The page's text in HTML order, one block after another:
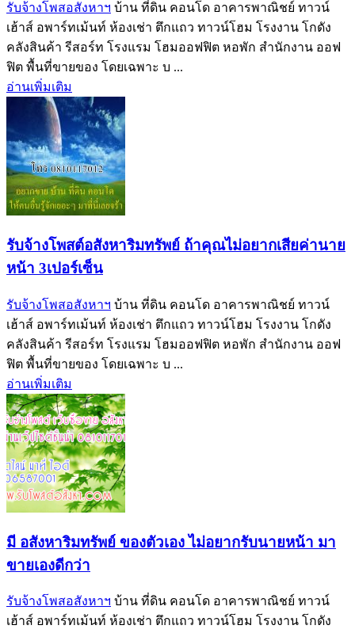
รับจ้างโพสอสังหาฯ บ้าน ที่ดิน คอนโด อาคารพาณิชย์ ทาวน์
เฮ้าส์ อพาร์ทเม้นท์ ห้องเช่า ตึกแถว ทาวน์โฮม โรงงาน โกดัง
คลังสินค้า รีสอร์ท โรงแรม โฮมออฟฟิต หอพัก สำนักงาน ออฟ
ฟิต พื้นที่ขายของ โดยเฉพาะ บ ...
อ่านเพิ่มเติม
รับจ้างโพสต์อสังหาริมทรัพย์ ถ้าคุณไม่อยากเสียค่านาย
หน้า 3เปอร์เซ็น
รับจ้างโพสอสังหาฯ บ้าน ที่ดิน คอนโด อาคารพาณิชย์ ทาวน์
เฮ้าส์ อพาร์ทเม้นท์ ห้องเช่า ตึกแถว ทาวน์โฮม โรงงาน โกดัง
คลังสินค้า รีสอร์ท โรงแรม โฮมออฟฟิต หอพัก สำนักงาน ออฟ
ฟิต พื้นที่ขายของ โดยเฉพาะ บ ...
อ่านเพิ่มเติม
มี อสังหาริมทรัพย์ ของตัวเอง ไม่อยากรับนายหน้า มา
ขายเองดีกว่า
รับจ้างโพสอสังหาฯ บ้าน ที่ดิน คอนโด อาคารพาณิชย์ ทาวน์
เฮ้าส์ อพาร์ทเม้นท์ ห้องเช่า ตึกแถว ทาวน์โฮม โรงงาน โกดัง